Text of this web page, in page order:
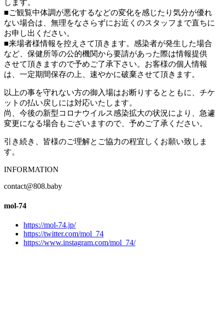
します。
■ご観覧中体調が悪化するなどの変化を感じたり気分が優れ
ない場合は、無理をなさらずにお近くのスタッフまで直ちに
お申し出ください。
■来場者様情報を控えさて頂きます。感染者が発生した場合
など、保健所等の公的機関から要請があった際は情報提供
させて頂きますので予めご了承下さい。お客様の個人情報
は、一定期間保存の上、速やかに破棄させて頂きます。
以上の事を守れない方の御入場はお断りするとともに、チケ
ットの払い戻しには対応いたします。
尚、今後の新型コロナウイルス感染拡大の状況により、急遽
変更になる場合もございますので、予めご了承ください。
引き続き、皆様のご理解とご協力の程宜しくお願い致しま
す。
INFORMATION
contact@808.baby
mol-74
https://mol-74.jp/
https://twitter.com/mol_74
https://www.instagram.com/mol_74/